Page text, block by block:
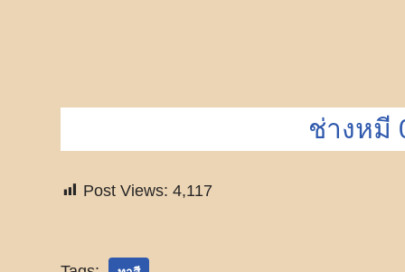
ช่างหมี
Post Views: 4,117